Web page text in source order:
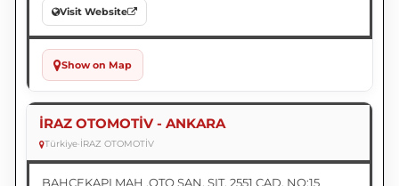
Visit Website
Show on Map
İRAZ OTOMOTİV - ANKARA
Türkiye•İRAZ OTOMOTİV
BAHÇEKAPI MAH .OTO SAN. SIT. 2551 CAD. NO:15